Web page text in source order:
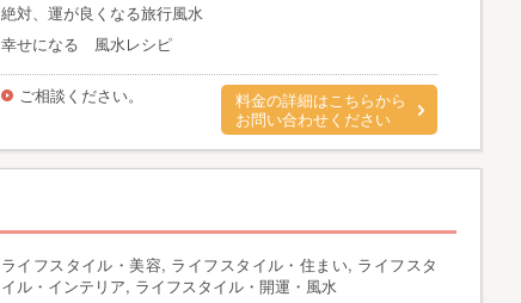
絶対、運が良くなる旅行風水
幸せになる 風水レシピ
ご相談ください。
料金の詳細はこちらから
お問い合わせください
ライフスタイル・美容, ライフスタイル・住まい, ライフスタ
イル・インテリア, ライフスタイル・開運・風水